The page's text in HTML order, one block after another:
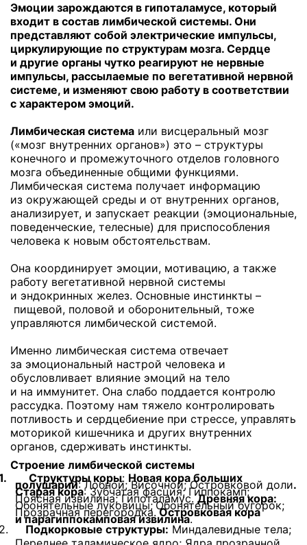
Эмоции зарождаются в гипоталамусе, который
входит в состав лимбической системы. Они
представляют собой электрические импульсы,
циркулирующие по структурам мозга. Сердце
и другие органы чутко реагируют не нервные
импульсы, рассылаемые по вегетативной нервной
системе, и изменяют свою работу в соответствии
с характером эмоций.
Лимбическая система или висцеральный мозг
(«мозг внутренних органов») это – структуры
конечного и промежуточного отделов головного
мозга объединенные общими функциями.
Лимбическая система получает информацию
из окружающей среды и от внутренних органов,
анализирует, и запускает реакции (эмоциональные,
поведенческие, телесные) для приспособления
человека к новым обстоятельствам.
Она координирует эмоции, мотивацию, а также
работу вегетативной нервной системы
и эндокринных желез. Основные инстинкты –
пищевой, половой и оборонительный, тоже
управляются лимбической системой.
Именно лимбическая система отвечает
за эмоциональный настрой человека и
обусловливает влияние эмоций на тело
и на иммунитет. Она слабо поддается контролю
рассудка. Поэтому нам тяжело контролировать
потливость и сердцебиение при стрессе, управлять
моторикой кишечника и других внутренних
органов, сдерживать инстинкты.
Строение лимбической системы
Структуры коры: Новая кора больших
полушарий: Лобной; Височной; Островковой доли.
Старая кора: Зубчатая фасция; Гиппокамп;
Поясная извилина; Гипоталамус.Древняя кора:
Обонятельные луковицы; Обонятельный бугорок;
Прозрачная перегородка. Островковая кора
и парагиппокамповая извилина.
Подкорковые структуры: Миндалевидные тела;